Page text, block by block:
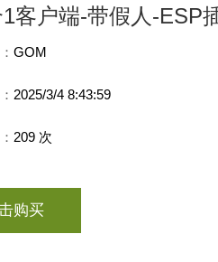
客户端-带假人-ESP
GOM
2025/3/4 8:43:59
209 次
购买